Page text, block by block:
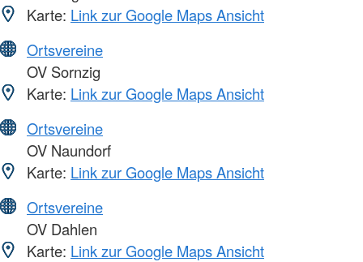
Karte: Link zur Google Maps Ansicht
Ortsvereine
OV Sornzig
Karte: Link zur Google Maps Ansicht
Ortsvereine
OV Naundorf
Karte: Link zur Google Maps Ansicht
Ortsvereine
OV Dahlen
Karte: Link zur Google Maps Ansicht